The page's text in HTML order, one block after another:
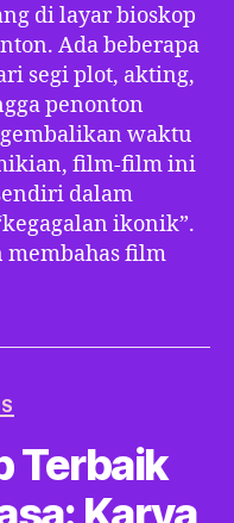
di layar bioskop
Ada beberapa
segi plot, akting,
penonton
waktu
film-film ini
dalam
ikonik”.
film
Terbaik